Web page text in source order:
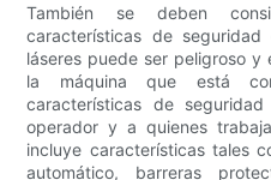
También se deben
características de
láseres puede ser peligroso y
la máquina que está
características de
operador y a quienes
incluye características tales
automático, barreras